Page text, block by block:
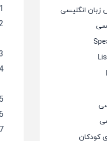
زبان انگلیسی
کودکان